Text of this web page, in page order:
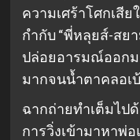
ความเศร้าโศกเสี
กำกับ “พี่หลุยส์-สย
ปล่อยอารมณ์ออกม
มากจนน้ำตาคลอเ
ฉากถ่ายทำเต็มไป
การวิ่งเข้ามาหาพ่